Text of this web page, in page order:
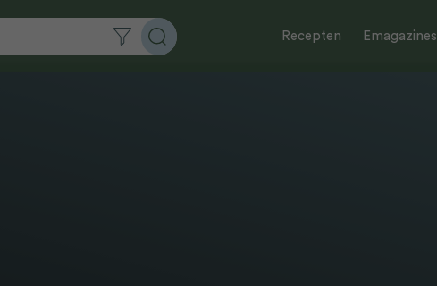
Recepten Emagazines